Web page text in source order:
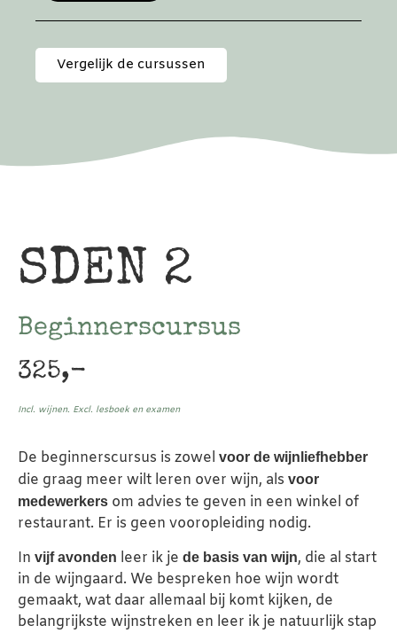
Vergelijk de cursussen
SDEN 2
Beginnerscursus
325,-
Incl. wijnen. Excl. lesboek en examen
De beginnerscursus is zowel voor de wijnliefhebber
die graag meer wilt leren over wijn, als voor
medewerkers om advies te geven in een winkel of
restaurant. Er is geen vooropleiding nodig.
In vijf avonden leer ik je de basis van wijn, die al start
in de wijngaard. We bespreken hoe wijn wordt
gemaakt, wat daar allemaal bij komt kijken, de
belangrijkste wijnstreken en leer ik je natuurlijk stap